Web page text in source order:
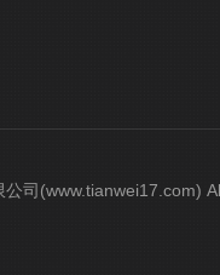
司(www.tianwei17.com)